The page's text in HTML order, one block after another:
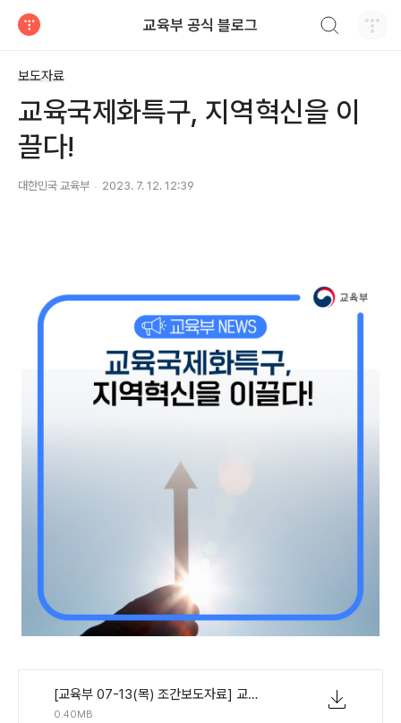
교육부 공식 블로그
보도자료
교육국제화특구, 지역혁신을 이
끌다!
대한민국 교육부 2023. 7. 12. 12:39
[교육부 07-13(목) 조간보도자료] 교육국제화특구, 지역혁신을 이끌다!.pdf
0.40MB